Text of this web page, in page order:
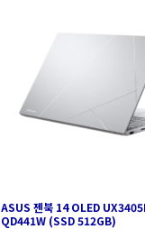
ASUS 젠북 14 OLED
QD441W (SSD 512GB)